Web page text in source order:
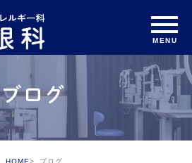
ブログ
HOME ブログ